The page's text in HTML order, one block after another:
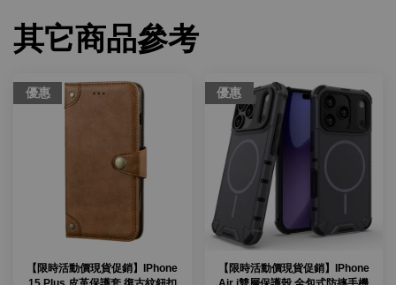
其它商品參考
優惠
【限時活動價現貨促銷】IPhone
優惠
【限時活動價現貨促銷】IPhone